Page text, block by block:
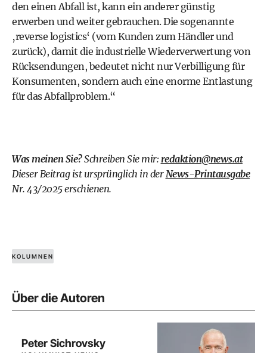
den einen Abfall ist, kann ein anderer günstig
erwerben und weiter gebrauchen. Die sogenannte
‚reverse logistics‘ (vom Kunden zum Händler und
zurück), damit die industrielle Wiederverwertung von
Rücksendungen, bedeutet nicht nur Verbilligung für
Konsumenten, sondern auch eine enorme Entlastung
für das Abfallproblem.“
Was meinen Sie?Schreiben Sie mir: redaktion@news.at
Dieser Beitrag ist ursprünglich in derNews-Printausgabe
Nr. 43/2025 erschienen.
KOLUMNEN
Über die Autoren
Peter Sichrovsky